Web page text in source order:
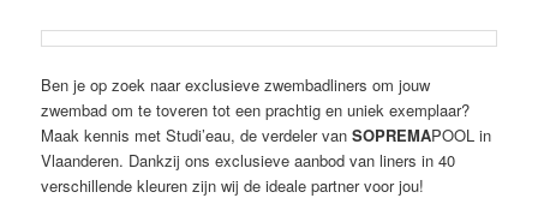
Ben je op zoek naar exclusieve zwembadliners om jouw
zwembad om te toveren tot een prachtig en uniek exemplaar?
Maak kennis metStudi’eau, de verdeler vanSOPREMAPOOL in
Vlaanderen. Dankzij ons exclusieve aanbod van liners in 40
verschillende kleuren zijn wij de ideale partner voor jou!